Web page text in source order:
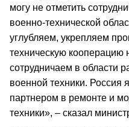
могу не отметить
военно‑технической
углубляем, укрепляем
техническую кооперацию
сотрудничаем в области
военной техники.
партнером в ремонте и
техники», – сказал